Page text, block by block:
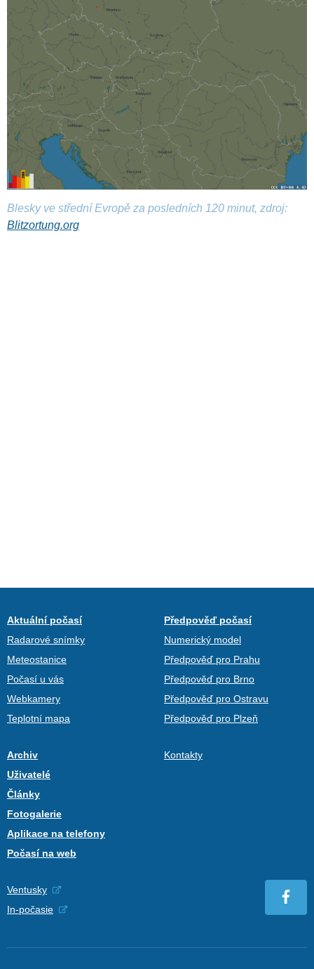
Blesky ve střední Evropě za posledních 120 minut, zdroj:
Blitzortung.org
Aktuální počasí
Radarové snímky
Meteostanice
Počasí u vás
Webkamery
Teplotní mapa
Předpověď počasí
Numerický model
Předpověď pro Prahu
Předpověď pro Brno
Předpověď pro Ostravu
Předpověď pro Plzeň
Archiv
Uživatelé
Články
Fotogalerie
Aplikace na telefony
Počasí na web
Kontakty
Ventusky
In-počasie